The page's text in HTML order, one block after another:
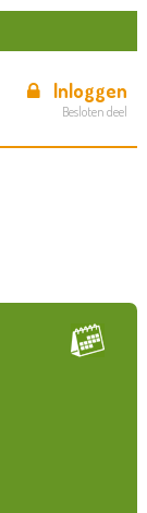
Inloggen
Besloten deel